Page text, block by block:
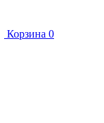
Корзина 0